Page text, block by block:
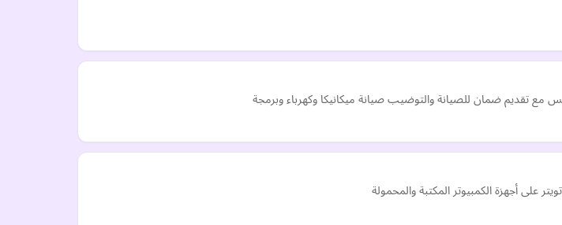
تقديم ضمان للصيانة والتوضيب صيانة ميكانيكا وكهرباء وبرمجة
على أجهزة الكمبيوتر المكتبة والمحمولة